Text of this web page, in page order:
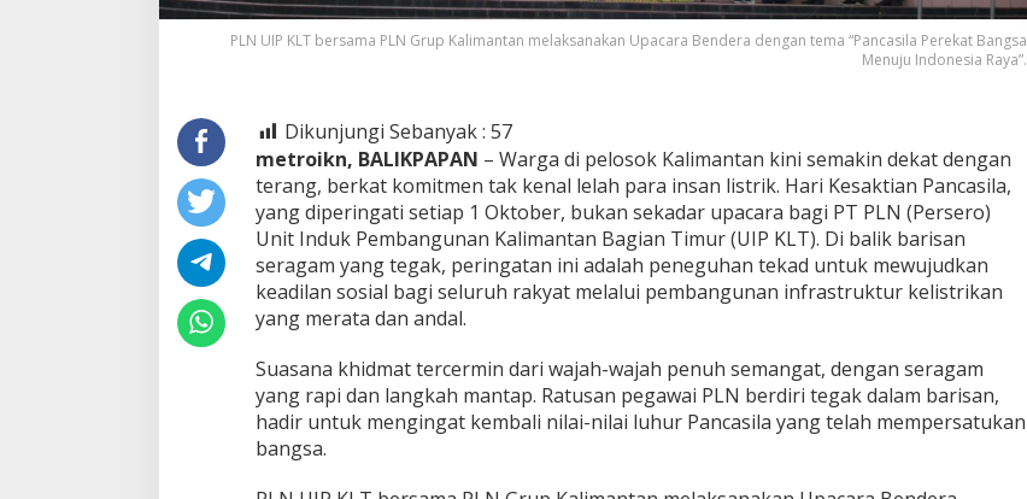
PLN UIP KLT bersama PLN Grup Kalimantan melaksanakan Upacara Bendera dengan tema “Pancasila Perekat Bangsa
Menuju Indonesia Raya”.
Dikunjungi Sebanyak : 57
metroikn, BALIKPAPAN – Warga di pelosok Kalimantan kini semakin dekat dengan
terang, berkat komitmen tak kenal lelah para insan listrik. Hari Kesaktian Pancasila,
yang diperingati setiap 1 Oktober, bukan sekadar upacara bagi PT PLN (Persero)
Unit Induk Pembangunan Kalimantan Bagian Timur (UIP KLT). Di balik barisan
seragam yang tegak, peringatan ini adalah peneguhan tekad untuk mewujudkan
keadilan sosial bagi seluruh rakyat melalui pembangunan infrastruktur kelistrikan
yang merata dan andal.
Suasana khidmat tercermin dari wajah-wajah penuh semangat, dengan seragam
yang rapi dan langkah mantap. Ratusan pegawai PLN berdiri tegak dalam barisan,
hadir untuk mengingat kembali nilai-nilai luhur Pancasila yang telah mempersatukan
bangsa.